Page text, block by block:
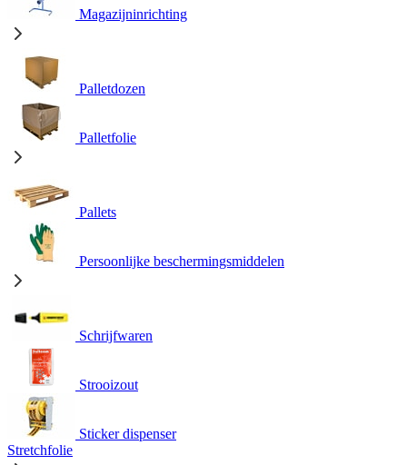
Magazijninrichting
Palletdozen
Palletfolie
Pallets
Persoonlijke beschermingsmiddelen
Schrijfwaren
Strooizout
Sticker dispenser
Stretchfolie